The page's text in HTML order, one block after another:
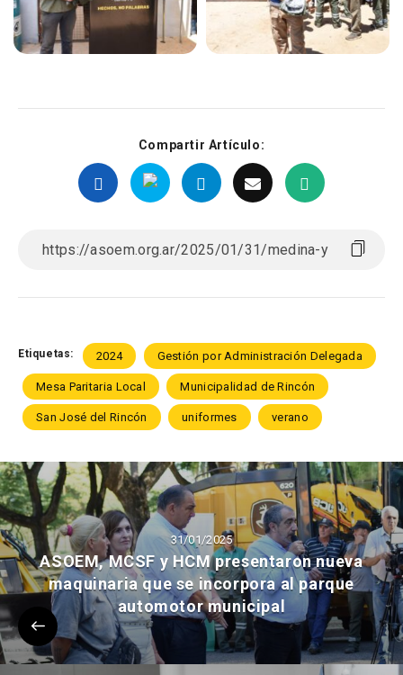
Compartir Artículo:
Etiquetas: 2024 Gestión por Administración Delegada
Mesa Paritaria Local Municipalidad de Rincón
San José del Rincón uniformes verano
31/01/2025
ASOEM, MCSF y HCM presentaron nueva
maquinaria que se incorpora al parque
automotor municipal